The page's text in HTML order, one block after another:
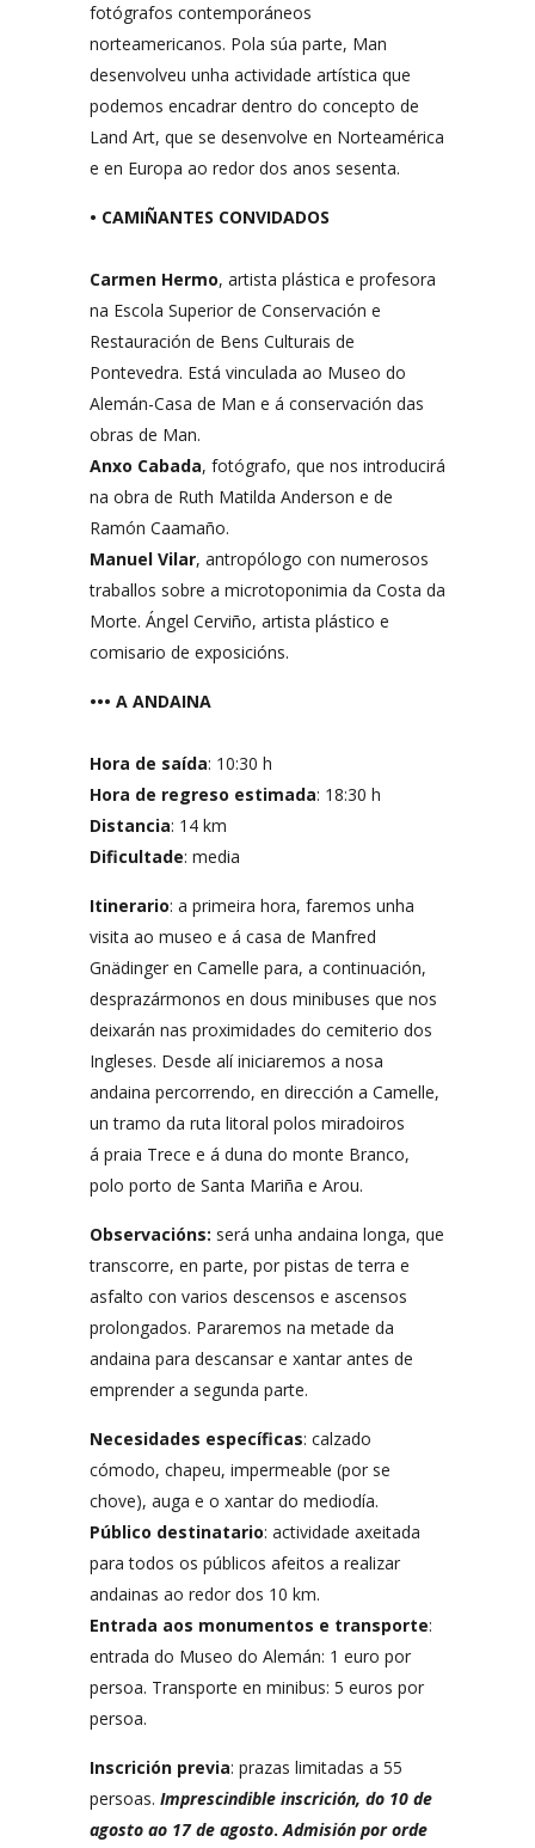
fotógrafos contemporáneos
norteamericanos. Pola súa parte, Man
desenvolveu unha actividade artística que
podemos encadrar dentro do concepto de
Land Art, que se desenvolve en Norteamérica
e en Europa ao redor dos anos sesenta.
• CAMIÑANTES CONVIDADOS
Carmen Hermo, artista plástica e profesora
na Escola Superior de Conservación e
Restauración de Bens Culturais de
Pontevedra. Está vinculada ao Museo do
Alemán-Casa de Man e á conservación das
obras de Man.
Anxo Cabada, fotógrafo, que nos introducirá
na obra de Ruth Matilda Anderson e de
Ramón Caamaño.
Manuel Vilar, antropólogo con numerosos
traballos sobre a microtoponimia da Costa da
Morte. Ángel Cerviño, artista plástico e
comisario de exposicións.
••• A ANDAINA
Hora de saída: 10:30 h
Hora de regreso estimada: 18:30 h
Distancia: 14 km
Dificultade: media
Itinerario: a primeira hora, faremos unha
visita ao museo e á casa de Manfred
Gnädinger en Camelle para, a continuación,
desprazármonos en dous minibuses que nos
deixarán nas proximidades do cemiterio dos
Ingleses. Desde alí iniciaremos a nosa
andaina percorrendo, en dirección a Camelle,
un tramo da ruta litoral polos miradoiros
á praia Trece e á duna do monte Branco,
polo porto de Santa Mariña e Arou.
Observacións: será unha andaina longa, que
transcorre, en parte, por pistas de terra e
asfalto con varios descensos e ascensos
prolongados. Pararemos na metade da
andaina para descansar e xantar antes de
emprender a segunda parte.
Necesidades específicas: calzado
cómodo, chapeu, impermeable (por se
chove), auga e o xantar do mediodía.
Público destinatario: actividade axeitada
para todos os públicos afeitos a realizar
andainas ao redor dos 10 km.
Entrada aos monumentos e transporte:
entrada do Museo do Alemán: 1 euro por
persoa. Transporte en minibus: 5 euros por
persoa.
Inscrición previa: prazas limitadas a 55
persoas. Imprescindible inscrición, do 10 de
agosto ao 17 de agosto.Admisión por orde